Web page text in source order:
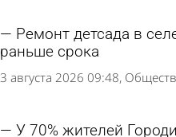
Ремонт детсада в
раньше срока
3 августа 2026 09:48
У 70% жителей